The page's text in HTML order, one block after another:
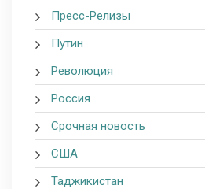
Пресс-Релизы
Путин
Революция
Россия
Срочная новость
США
Таджикистан